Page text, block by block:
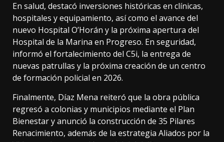
En salud, destacó inversiones históricas en clínicas,
hospitales y equipamiento, así como el avance del
nuevo Hospital O’Horán y la próxima apertura del
Hospital de la Marina en Progreso. En seguridad,
informó el fortalecimiento del C5i, la entrega de
nuevas patrullas y la próxima creación de un centro
de formación policial en 2026.
Finalmente, Díaz Mena reiteró que la obra pública
regresó a colonias y municipios mediante el Plan
Bienestar y anunció la construcción de 35 Pilares
Renacimiento, además de la estrategia Aliados por la